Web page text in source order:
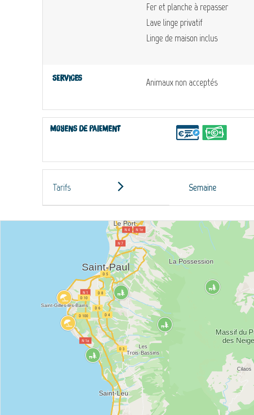
Fer et planche à repasser
Lave linge privatif
Linge de maison inclus
Services Animaux non acceptés
Moyens de paiement
Tarifs Semaine